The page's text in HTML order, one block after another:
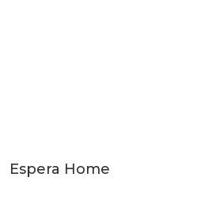
Espera Home